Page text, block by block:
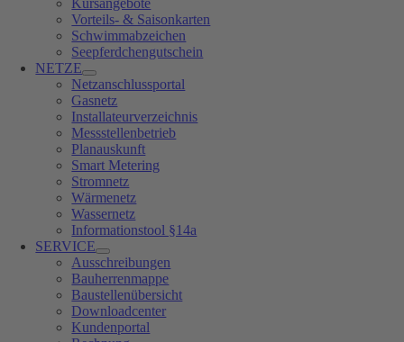
Kursangebote
Vorteils- & Saisonkarten
Schwimmabzeichen
Seepferdchengutschein
NETZE
Netzanschlussportal
Gasnetz
Installateurverzeichnis
Messstellenbetrieb
Planauskunft
Smart Metering
Stromnetz
Wärmenetz
Wassernetz
Informationstool §14a
SERVICE
Ausschreibungen
Bauherrenmappe
Baustellenübersicht
Downloadcenter
Kundenportal